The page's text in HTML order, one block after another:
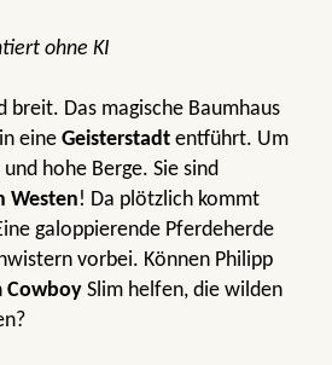
ohne KI
breit. Das magische Baumhaus
eine Geisterstadt entführt. Um
hohe Berge. Sie sind
Westen! Da plötzlich kommt
galoppierende Pferdeherde
vorbei. Können Philipp
Cowboy Slim helfen, die wilden